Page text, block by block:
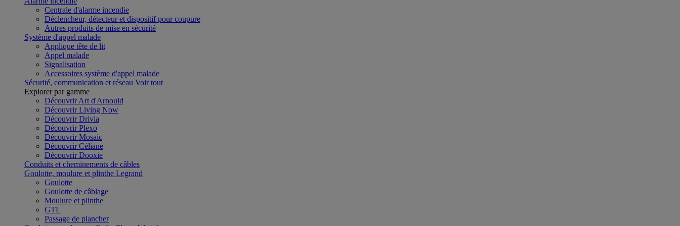
Centrale d'alarme incendie
Déclencheur, détecteur et dispositif pour coupure
Autres produits de mise en sécurité
Système d'appel malade
Applique tête de lit
Appel malade
Signalisation
Accessoires système d'appel malade
Sécurité, communication et réseau Voir tout
Explorer par gamme
Découvrir Art d'Arnould
Découvrir Living Now
Découvrir Drivia
Découvrir Plexo
Découvrir Mosaic
Découvrir Céliane
Découvrir Dooxie
Conduits et cheminements de câbles
Goulotte, moulure et plinthe Legrand
Goulotte
Goulotte de câblage
Moulure et plinthe
GTL
Passage de plancher